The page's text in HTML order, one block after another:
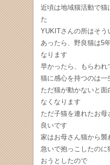
近頃は地域猫活動で猫
た
YUKITさんの所はそう
あったら、野良猫は5
なります
早かったら、もらわれ
猫に感心を持つのは一
ただ猫が動かないと面
なくなります
ただ子猫を連れたお
良いです
家はお母さん猫から襲
急いで抱っこしたの
おうとしたので